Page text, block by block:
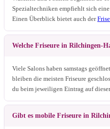
Spezialtechniken empfiehlt sich
Einen Überblick bietet auch der
Welche Friseure in Rilchingen-
Viele Salons haben samstags
bleiben die meisten Friseure
du beim jeweiligen Eintrag auf dieser
Gibt es mobile Friseure in